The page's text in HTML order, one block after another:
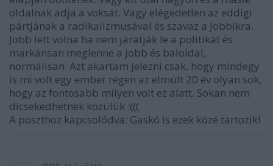
oldalnak adja a voksát. Vagy elégedetlen az eddigi
pártjának a radikalizmusával és szavaz a Jobbikra.
Jobb lett volna ha nem járatják le a politikát és
markánsan meglenne a jobb és baloldal,
normálisan. Azt akartam jelezni csak, hogy mindegy
is mi volt egy ember régen az elmúlt 20 év olyan sok,
hogy az fontosabb milyen volt ez alatt. Sokan nem
dicsekedhetnek közülük :(((
A poszthoz kapcsolódva: Gaskó is ezek közé tartozik!